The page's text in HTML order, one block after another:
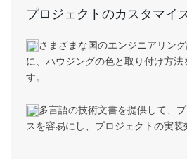
プロジェクトのカスタマイ
さまざまな国のエンジニアリン
に、ハウジングの色と取り付け方
す。
多言語の技術文書を提供して、
スを容易にし、プロジェクトの実装